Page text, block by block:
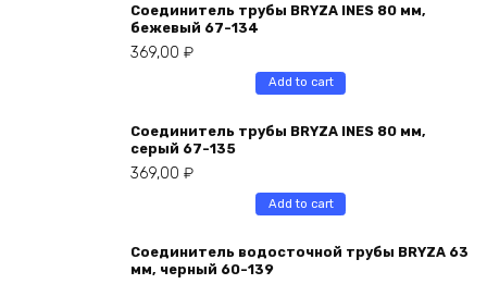
Соединитель трубы BRYZA INES 80 мм,
бежевый 67-134
369,00 ₽
Add to cart
Соединитель трубы BRYZA INES 80 мм,
серый 67-135
369,00 ₽
Add to cart
Соединитель водосточной трубы BRYZA 63
мм, черный 60-139